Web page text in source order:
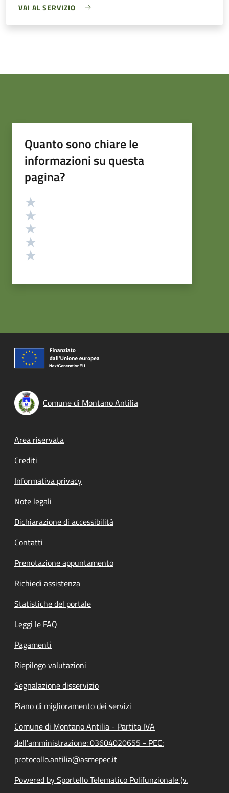
VAI AL SERVIZIO
Quanto sono chiare le
informazioni su questa
pagina?
Valutazione
Comune di Montano Antilia
Footer menu
Area riservata
Crediti
Informativa privacy
Note legali
Dichiarazione di accessibilità
Contatti
Prenotazione appuntamento
Richiedi assistenza
Statistiche del portale
Leggi le FAQ
Pagamenti
Riepilogo valutazioni
Segnalazione disservizio
Piano di miglioramento dei servizi
Comune di Montano Antilia - Partita IVA
dell'amministrazione: 03604020655 - PEC:
protocollo.antilia@asmepec.it
Powered by Sportello Telematico Polifunzionale (v.